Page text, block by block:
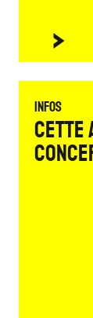
Infos
Cette